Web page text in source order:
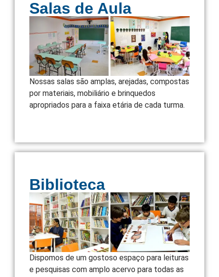
Salas de Aula
Nossas salas são amplas, arejadas, compostas
por materiais, mobiliário e brinquedos
apropriados para a faixa etária de cada turma.
Biblioteca
Dispomos de um gostoso espaço para leituras
e pesquisas com amplo acervo para todas as